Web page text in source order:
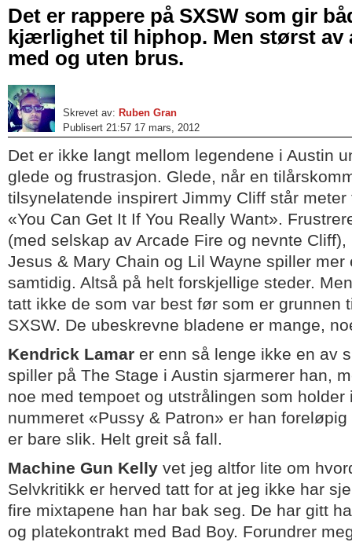
Det er rappere på SXSW som gir
kjærlighet til hiphop. Men størst av
med og uten brus.
Skrevet av: Ruben Gran
Publisert 21:57 17 mars, 2012
Det er ikke langt mellom legendene i Austin
glede og frustrasjon. Glede, når en
tilsynelatende inspirert Jimmy Cliff står
«You Can Get It If You Really Want».
(med selskap av Arcade Fire og nevnte
Jesus & Mary Chain og Lil Wayne spiller mer
samtidig. Altså på helt forskjellige steder.
tatt ikke de som var best før som er grunnen
SXSW. De ubeskrevne bladene er mange,
Kendrick Lamar er enn så lenge ikke en av
spiller på The Stage i Austin sjarmerer han,
noe med tempoet og utstrålingen som
nummeret «Pussy & Patron» er han
er bare slik. Helt greit så fall.
Machine Gun Kelly vet jeg altfor lite om
Selvkritikk er herved tatt for at jeg ikke har
fire mixtapene han har bak seg. De har gitt
og platekontrakt med Bad Boy. Forundrer